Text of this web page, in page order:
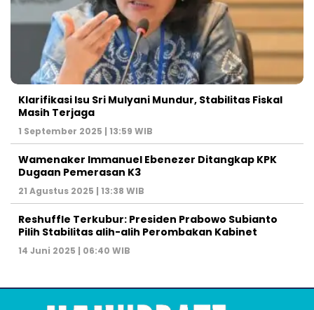
Klarifikasi Isu Sri Mulyani Mundur, Stabilitas Fiskal
Masih Terjaga
1 September 2025 | 13:59 WIB
Wamenaker Immanuel Ebenezer Ditangkap KPK
Dugaan Pemerasan K3
21 Agustus 2025 | 13:38 WIB
Reshuffle Terkubur: Presiden Prabowo Subianto
Pilih Stabilitas alih-alih Perombakan Kabinet
14 Juni 2025 | 06:40 WIB